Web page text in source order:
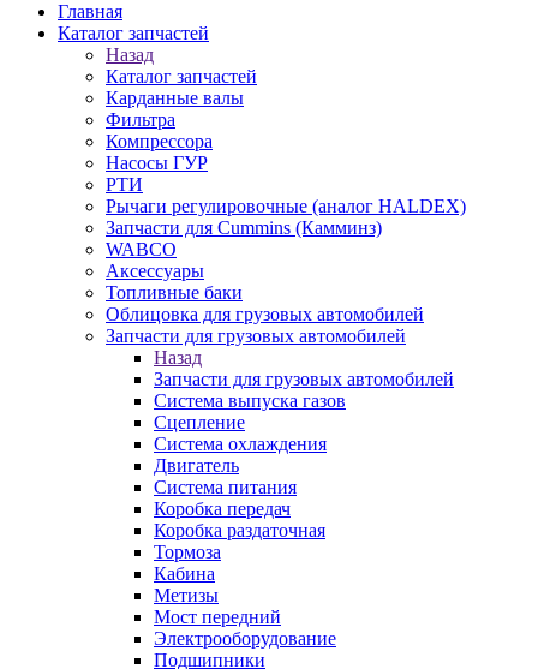
Главная
Каталог запчастей
Назад
Каталог запчастей
Карданные валы
Фильтра
Компрессора
Насосы ГУР
РТИ
Рычаги регулировочные (аналог HALDEX)
Запчасти для Cummins (Камминз)
WABCO
Аксессуары
Топливные баки
Облицовка для грузовых автомобилей
Запчасти для грузовых автомобилей
Назад
Запчасти для грузовых автомобилей
Система выпуска газов
Сцепление
Система охлаждения
Двигатель
Система питания
Коробка передач
Коробка раздаточная
Тормоза
Кабина
Метизы
Мост передний
Электрооборудование
Подшипники